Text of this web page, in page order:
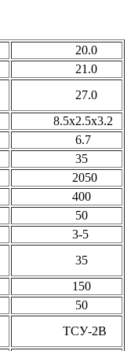
20.0
21.0
27.0
8.5х2.5х3.2
6.7
35
2050
400
50
3-5
35
150
50
ТСУ-2В